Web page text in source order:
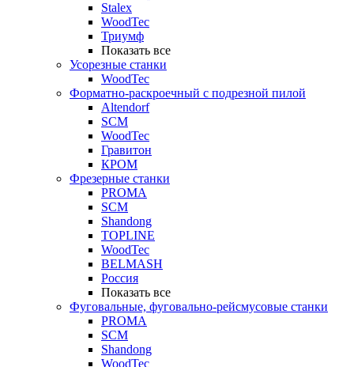
Stalex
WoodTec
Триумф
Показать все
Усорезные станки
WoodTec
Форматно-раскроечный с подрезной пилой
Altendorf
SCM
WoodTec
Гравитон
КРОМ
Фрезерные станки
PROMA
SCM
Shandong
TOPLINE
WoodTec
BELMASH
Россия
Показать все
Фуговальные, фуговально-рейсмусовые станки
PROMA
SCM
Shandong
WoodTec